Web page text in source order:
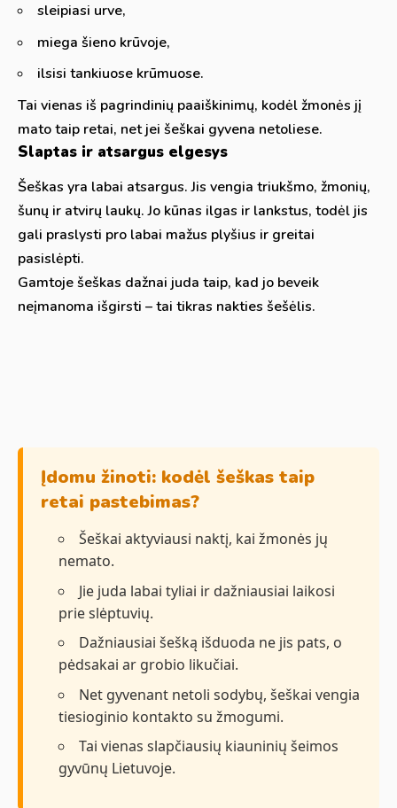
sleipiasi urve,
miega šieno krūvoje,
ilsisi tankiuose krūmuose.
Tai vienas iš pagrindinių paaiškinimų, kodėl žmonės jį
mato taip retai, net jei šeškai gyvena netoliese.
Slaptas ir atsargus elgesys
Šeškas yra labai atsargus. Jis vengia triukšmo, žmonių,
šunų ir atvirų laukų. Jo kūnas ilgas ir lankstus, todėl jis
gali praslysti pro labai mažus plyšius ir greitai
pasislėpti.
Gamtoje šeškas dažnai juda taip, kad jo beveik
neįmanoma išgirsti – tai tikras nakties šešėlis.
Įdomu žinoti: kodėl šeškas taip
retai pastebimas?
Šeškai aktyviausi naktį, kai žmonės jų
nemato.
Jie juda labai tyliai ir dažniausiai laikosi
prie slėptuvių.
Dažniausiai šešką išduoda ne jis pats, o
pėdsakai ar grobio likučiai.
Net gyvenant netoli sodybų, šeškai vengia
tiesioginio kontakto su žmogumi.
Tai vienas slapčiausių kiauninių šeimos
gyvūnų Lietuvoje.